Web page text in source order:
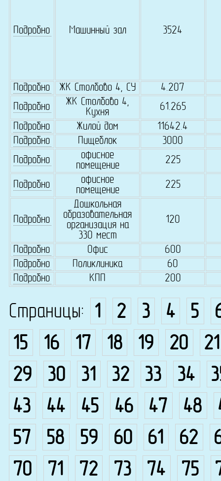
Подробно Машинный зал 3524
Подробно ЖК Столбово 4, СУ
4.207
Подробно
ЖК Столбово 4,
Кухня
61.265
Подробно
Жилой дом
11642.4
Подробно
Пищеблок
3000
Подробно
офисное
помещение
225
Подробно
офисное
помещение
225
Подробно
Дошкольная
образовательная
организация на
330 мест
120
Подробно Офис
600
Подробно
Поликлиника
60
Подробно
КПП 200
Страницы: 1 2 3 4 5
15
16 17 18 19 20
21
29
30 31 32 33 34
43
44 45 46 47 48
57
58 59 60 61 62
70
71 72 73 74 75